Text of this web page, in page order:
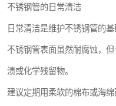
不锈钢管的日常清洁
日常清洁是维护不锈钢管的基
不锈钢管表面虽然耐腐蚀，
渍或化学残留物。
建议定期用柔软的棉布或海